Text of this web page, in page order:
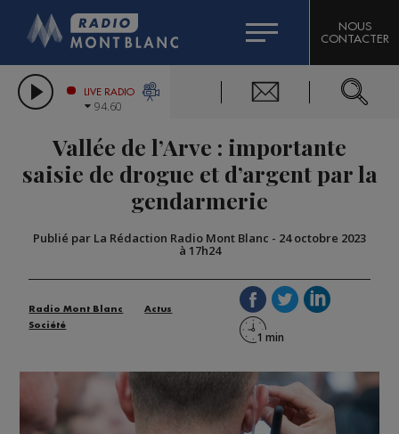
LES CHRONIQUES DE L'EXPERT
CITIZEN MACHINERY
GRAND MASSIF DOMAINES SKIABLES
BIGARD
COMPAGNIE DU MONT-BLANC
NOUS
CONTACTER
LIVE RADIO
94.60
Vallée de l’Arve : importante
saisie de drogue et d’argent par la
gendarmerie
Publié par La Rédaction Radio Mont Blanc - 24 octobre 2023
à 17h24
Radio Mont Blanc
Actus
Société